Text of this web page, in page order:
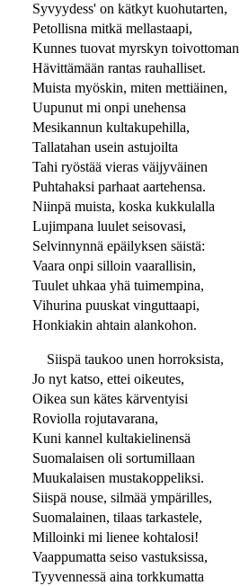
Syvyydess' on kätkyt kuohutarten,
Petollisna mitkä mellastaapi,
Kunnes tuovat myrskyn toivottoman
Hävittämään rantas rauhalliset.
Muista myöskin, miten mettiäinen,
Uupunut mi onpi unehensa
Mesikannun kultakupehilla,
Tallatahan usein astujoilta
Tahi ryöstää vieras väijyväinen
Puhtahaksi parhaat aartehensa.
Niinpä muista, koska kukkulalla
Lujimpana luulet seisovasi,
Selvinnynnä epäilyksen säistä:
Vaara onpi silloin vaarallisin,
Tuulet uhkaa yhä tuimempina,
Vihurina puuskat vinguttaapi,
Honkiakin ahtain alankohon.
Siispä taukoo unen horroksista,
Jo nyt katso, ettei oikeutes,
Oikea sun kätes kärventyisi
Roviolla rojutavarana,
Kuni kannel kultakielinensä
Suomalaisen oli sortumillaan
Muukalaisen mustakoppeliksi.
Siispä nouse, silmää ympärilles,
Suomalainen, tilaas tarkastele,
Milloinki mi lienee kohtalosi!
Vaappumatta seiso vastuksissa,
Tyyvennessä aina torkkumatta